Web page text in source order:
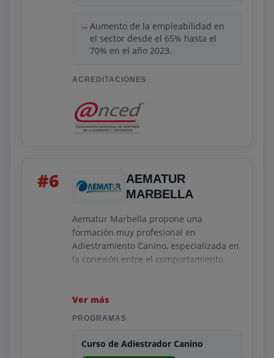
Aumento de la empleabilidad en
el sector desde el 65% hasta el
70% en el año 2023.
ACREDITACIONES
#6
AEMATUR
MARBELLA
Aematur Marbella propone una
formación muy profesional en
Adiestramiento Canino, especializada en
la conexión entre el comportamiento
incluye el estudio del aprendizaje
instintivo, la socialización, la resolución
desarrollo de planes de entrenamiento
para diferentes objetivos: desde
Ver más
PROGRAMAS
Curso de Adiestrador Canino